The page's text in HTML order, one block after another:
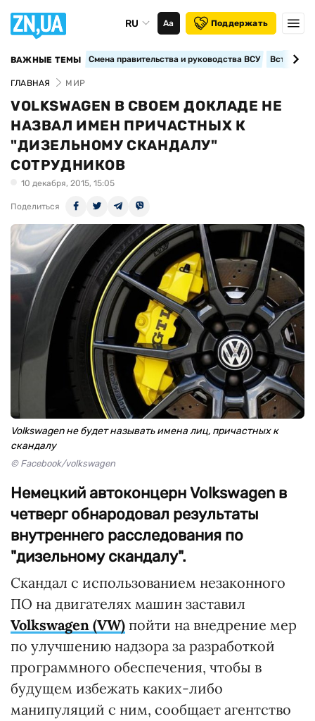
RU Аа Поддержать
ВАЖНЫЕ ТЕМЫ Смена правительства и руководства ВСУ
ГЛАВНАЯ МИР
VOLKSWAGEN В СВОЕМ ДОКЛАДЕ НЕ
НАЗВАЛ ИМЕН ПРИЧАСТНЫХ К
"ДИЗЕЛЬНОМУ СКАНДАЛУ"
СОТРУДНИКОВ
10 декабря, 2015, 15:05
Поделиться
Volkswagen не будет называть имена лиц, причастных к
скандалу
© Facebook/volkswagen
Немецкий автоконцерн Volkswagen в
четверг обнародовал результаты
внутреннего расследования по
"дизельному скандалу".
Скандал с использованием незаконного
ПО на двигателях машин заставил
Volkswagen (VW) пойти на внедрение мер
по улучшению надзора за разработкой
программного обеспечения, чтобы в
будущем избежать каких-либо
манипуляций с ним, сообщает агентство